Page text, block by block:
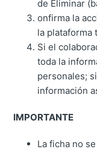
de Eliminar
onfirma la
la plataforma
Si el
toda la
personales;
información
IMPORTANTE
La ficha no